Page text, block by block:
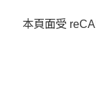
本頁面受